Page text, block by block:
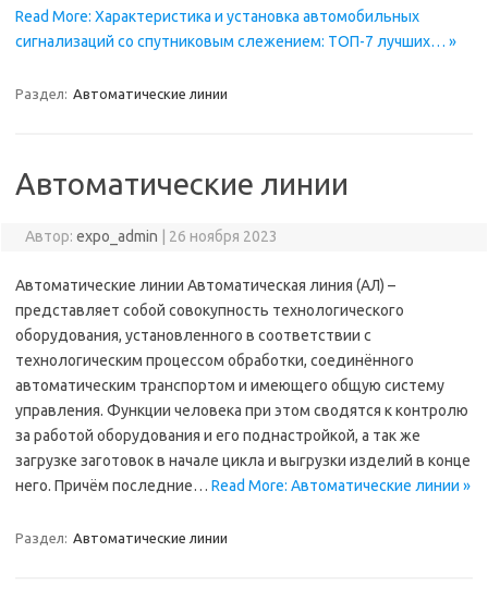
Read More: Характеристика и установка автомобильных
сигнализаций со спутниковым слежением: ТОП-7 лучших… »
Раздел: Автоматические линии
Автоматические линии
Автор: expo_admin 26 ноября 2023
Автоматические линии Автоматическая линия (АЛ) –
представляет собой совокупность технологического
оборудования, установленного в соответствии с
технологическим процессом обработки, соединённого
автоматическим транспортом и имеющего общую систему
управления. Функции человека при этом сводятся к контролю
за работой оборудования и его поднастройкой, а так же
загрузке заготовок в начале цикла и выгрузки изделий в конце
него. Причём последние… Read More: Автоматические линии »
Раздел: Автоматические линии